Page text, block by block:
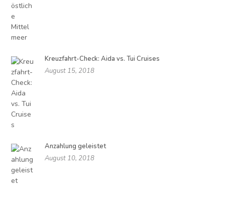
Kreuzfahrt-Check: Aida vs. Tui Cruises
August 15, 2018
Anzahlung geleistet
August 10, 2018